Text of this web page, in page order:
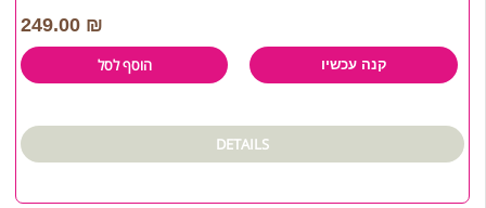
249.00 ₪
הוסף לסל קנה עכשיו
DETAILS